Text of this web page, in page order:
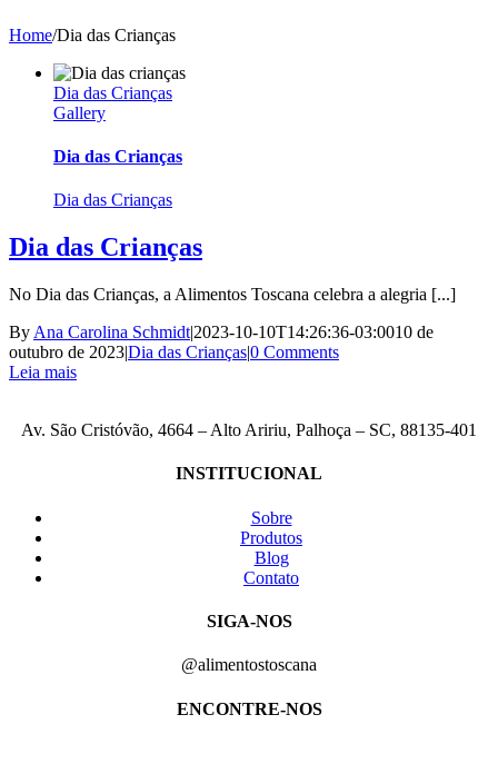
Home/Dia das Crianças
Dia das Crianças
Gallery
Dia das Crianças
Dia das Crianças
Dia das Crianças
No Dia das Crianças, a Alimentos Toscana celebra a alegria [...]
By Ana Carolina Schmidt|2023-10-10T14:26:36-03:0010 de
outubro de 2023|Dia das Crianças|0 Comments
Leia mais
Av. São Cristóvão, 4664 – Alto Aririu, Palhoça – SC, 88135-401
INSTITUCIONAL
Sobre
Produtos
Blog
Contato
SIGA-NOS
@alimentostoscana
ENCONTRE-NOS